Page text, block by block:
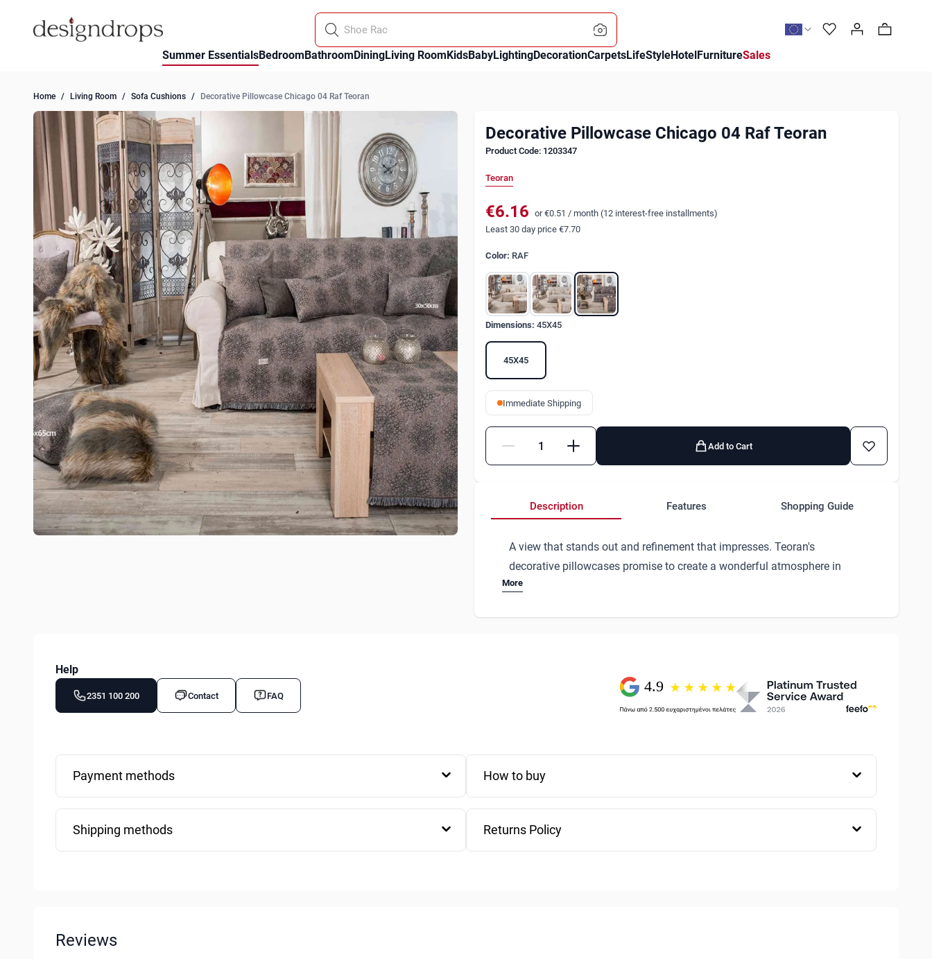
Shoe Racks 0
Summer EssentialsBedroomBathroomDiningLiving RoomKidsBabyLightingDecorationCarpetsLifeStyleHotelFurnitureSales
Home / Living Room / Sofa Cushions / Decorative Pillowcase Chicago 04 Raf Teoran
Decorative Pillowcase Chicago 04 Raf Teoran
Product Code: 1203347
Teoran
€6.16 or €0.51 / month (12 interest-free installments)
Least 30 day price €7.70
Color: RAF
Dimensions: 45X45
45X45
Immediate Shipping
Quantity
Add to Cart
Description Features Shopping Guide
A view that stands out and refinement that impresses. Teoran's
decorative pillowcases promise to create a wonderful atmosphere in
your living room and amaze your guests. Thanks to its excellent quality,
More
Help
2351 100 200 Contact FAQ
Payment methods
Shipping methods
How to buy
Returns Policy
Reviews